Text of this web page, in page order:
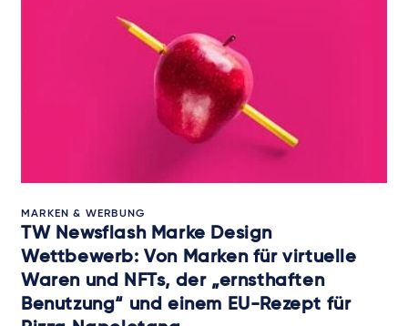
MARKEN & WERBUNG
TW Newsflash Marke Design
Wettbewerb: Von Marken für virtuelle
Waren und NFTs, der „ernsthaften
Benutzung“ und einem EU-Rezept für